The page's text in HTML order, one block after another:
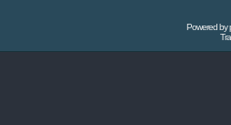
Powered by